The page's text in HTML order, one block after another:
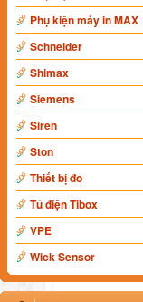
Phụ kiện máy in MAX
Schneider
Shimax
Siemens
Siren
Ston
Thiết bị đo
Tủ điện Tibox
VPE
Wick Sensor